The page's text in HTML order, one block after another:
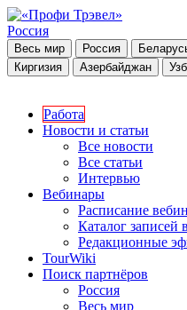
Россия
Весь мир Россия
Киргизия
Азербайджан
Работа
Новости и статьи
Все новости
Все статьи
Интервью
Вебинары
Расписание
Каталог записей
Редакционные
TourWiki
Поиск партнёров
Россия
Весь мир